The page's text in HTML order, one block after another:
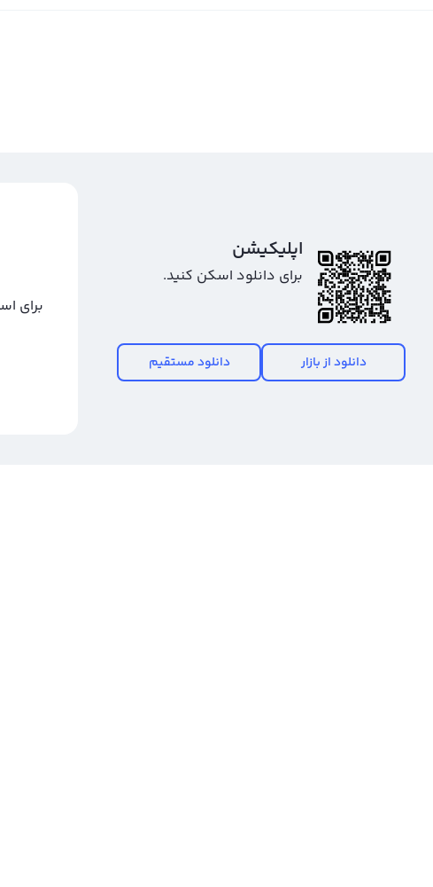
اپلیکیشن
برای دانلود اسکن کنید.
دانلود از بازار دانلود مستقیم
برای